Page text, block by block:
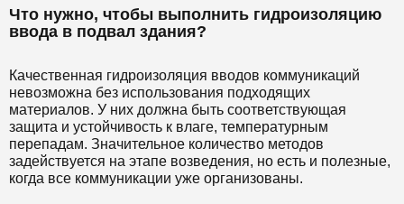
Что нужно, чтобы выполнить гидроизоляцию
ввода в подвал здания?
Качественная гидроизоляция вводов коммуникаций
невозможна без использования подходящих
материалов. У них должна быть соответствующая
защита и устойчивость к влаге, температурным
перепадам. Значительное количество методов
задействуется на этапе возведения, но есть и полезные,
когда все коммуникации уже организованы.